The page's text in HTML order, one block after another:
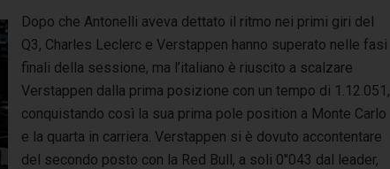
Dopo che Antonelli aveva dettato il ritmo nei primi giri del
Q3, Charles Leclerc e Verstappen hanno superato nelle fasi
finali della sessione, ma l’italiano è riuscito a scalzare
Verstappen dalla prima posizione con un tempo di 1.12.051,
conquistando così la sua prima pole position a Monte Carlo
e la quarta in carriera. Verstappen si è dovuto accontentare
del secondo posto con la Red Bull, a soli 0″043 dal leader,